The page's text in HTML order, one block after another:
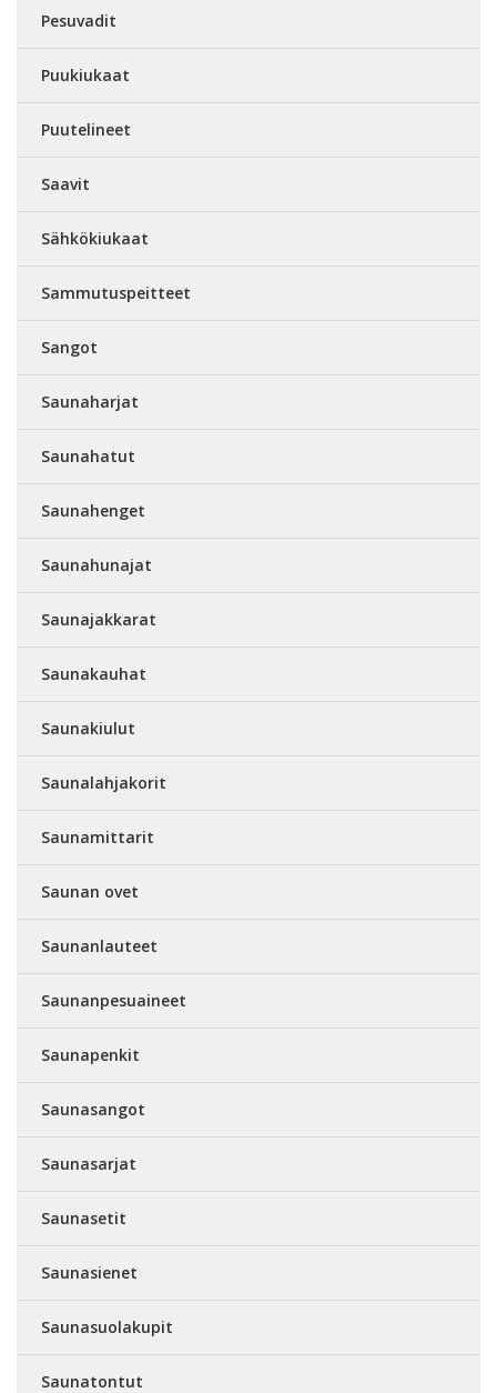
Pesuvadit
Puukiukaat
Puutelineet
Saavit
Sähkökiukaat
Sammutuspeitteet
Sangot
Saunaharjat
Saunahatut
Saunahenget
Saunahunajat
Saunajakkarat
Saunakauhat
Saunakiulut
Saunalahjakorit
Saunamittarit
Saunan ovet
Saunanlauteet
Saunanpesuaineet
Saunapenkit
Saunasangot
Saunasarjat
Saunasetit
Saunasienet
Saunasuolakupit
Saunatontut